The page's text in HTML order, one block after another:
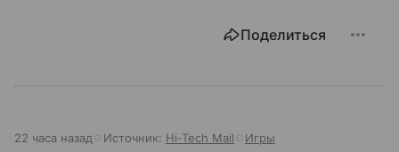
Поделиться
22 часа назад Источник: Hi-Tech Mail Игры